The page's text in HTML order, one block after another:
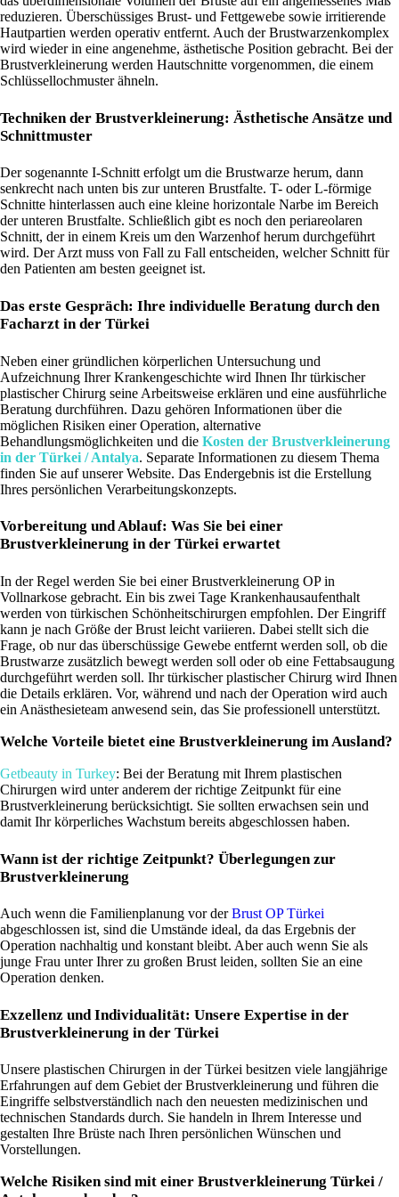
reduzieren. Überschüssiges Brust- und Fettgewebe sowie irritierende
Hautpartien werden operativ entfernt. Auch der Brustwarzenkomplex
wird wieder in eine angenehme, ästhetische Position gebracht. Bei der
Brustverkleinerung werden Hautschnitte vorgenommen, die einem
Schlüssellochmuster ähneln.
Techniken der Brustverkleinerung: Ästhetische Ansätze und
Schnittmuster
Der sogenannte I-Schnitt erfolgt um die Brustwarze herum, dann
senkrecht nach unten bis zur unteren Brustfalte. T- oder L-förmige
Schnitte hinterlassen auch eine kleine horizontale Narbe im Bereich
der unteren Brustfalte. Schließlich gibt es noch den periareolaren
Schnitt, der in einem Kreis um den Warzenhof herum durchgeführt
wird. Der Arzt muss von Fall zu Fall entscheiden, welcher Schnitt für
den Patienten am besten geeignet ist.
Das erste Gespräch: Ihre individuelle Beratung durch den
Facharzt in der Türkei
Neben einer gründlichen körperlichen Untersuchung und
Aufzeichnung Ihrer Krankengeschichte wird Ihnen Ihr türkischer
plastischer Chirurg seine Arbeitsweise erklären und eine ausführliche
Beratung durchführen. Dazu gehören Informationen über die
möglichen Risiken einer Operation, alternative
Behandlungsmöglichkeiten und die Kosten der Brustverkleinerung
in der Türkei / Antalya. Separate Informationen zu diesem Thema
finden Sie auf unserer Website. Das Endergebnis ist die Erstellung
Ihres persönlichen Verarbeitungskonzepts.
Vorbereitung und Ablauf: Was Sie bei einer
Brustverkleinerung in der Türkei erwartet
In der Regel werden Sie bei einer Brustverkleinerung OP in
Vollnarkose gebracht. Ein bis zwei Tage Krankenhausaufenthalt
werden von türkischen Schönheitschirurgen empfohlen. Der Eingriff
kann je nach Größe der Brust leicht variieren. Dabei stellt sich die
Frage, ob nur das überschüssige Gewebe entfernt werden soll, ob die
Brustwarze zusätzlich bewegt werden soll oder ob eine Fettabsaugung
durchgeführt werden soll. Ihr türkischer plastischer Chirurg wird Ihnen
die Details erklären. Vor, während und nach der Operation wird auch
ein Anästhesieteam anwesend sein, das Sie professionell unterstützt.
Welche Vorteile bietet eine Brustverkleinerung im Ausland?
Getbeauty in Turkey: Bei der Beratung mit Ihrem plastischen
Chirurgen wird unter anderem der richtige Zeitpunkt für eine
Brustverkleinerung berücksichtigt. Sie sollten erwachsen sein und
damit Ihr körperliches Wachstum bereits abgeschlossen haben.
Wann ist der richtige Zeitpunkt? Überlegungen zur
Brustverkleinerung
Auch wenn die Familienplanung vor derBrust OP Türkei
abgeschlossen ist, sind die Umstände ideal, da das Ergebnis der
Operation nachhaltig und konstant bleibt. Aber auch wenn Sie als
junge Frau unter Ihrer zu großen Brust leiden, sollten Sie an eine
Operation denken.
Exzellenz und Individualität: Unsere Expertise in der
Brustverkleinerung in der Türkei
Unsere plastischen Chirurgen in der Türkei besitzen viele langjährige
Erfahrungen auf dem Gebiet der Brustverkleinerung und führen die
Eingriffe selbstverständlich nach den neuesten medizinischen und
technischen Standards durch. Sie handeln in Ihrem Interesse und
gestalten Ihre Brüste nach Ihren persönlichen Wünschen und
Vorstellungen.
Welche Risiken sind mit einer Brustverkleinerung Türkei /